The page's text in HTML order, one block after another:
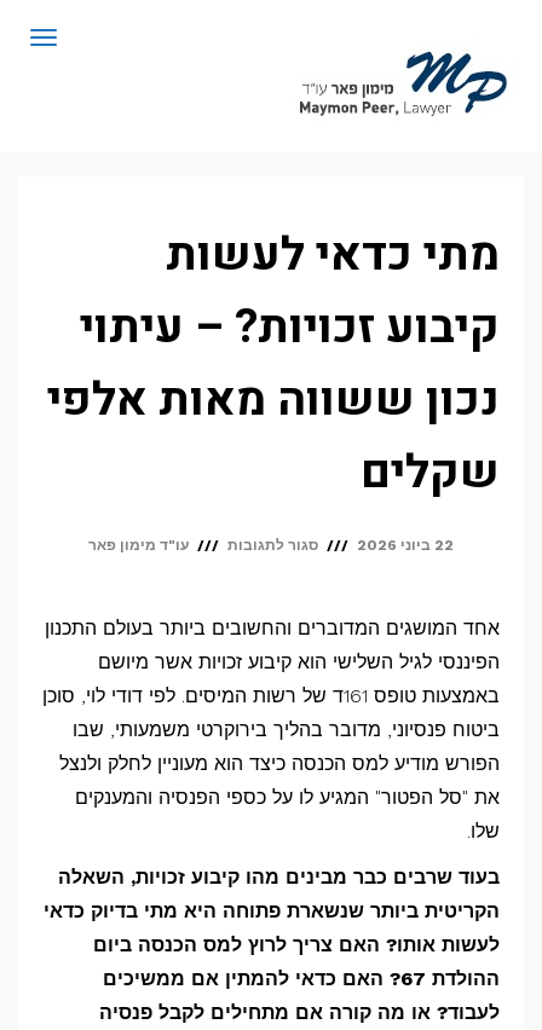
מתי כדאי לעשות
קיבוע זכויות? – עיתוי
נכון ששווה מאות אלפי
שקלים
22 ביוני 2026 סגור לתגובות על
לעשות
קיבוע
זכויות?
–
עיתוי
ששווה
מאות
אלפי
שקלים
עו"ד מימון פאר
אחד המושגים המדוברים והחשובים ביותר בעולם התכנון
הפיננסי לגיל השלישי הוא קיבוע זכויות אשר מיושם
באמצעות טופס 161ד של רשות המיסים. לפי דודי לוי, סוכן
ביטוח פנסיוני, מדובר בהליך בירוקרטי משמעותי, שבו
הפורש מודיע למס הכנסה כיצד הוא מעוניין לחלק ולנצל
את "סל הפטור" המגיע לו על כספי הפנסיה והמענקים
שלו.
בעוד שרבים כבר מבינים מהו קיבוע זכויות, השאלה
הקריטית ביותר שנשארת פתוחה היא מתי בדיוק כדאי
לעשות אותו? האם צריך לרוץ למס הכנסה ביום
ההולדת 67? האם כדאי להמתין אם ממשיכים
לעבוד? או מה קורה אם מתחילים לקבל פנסיה